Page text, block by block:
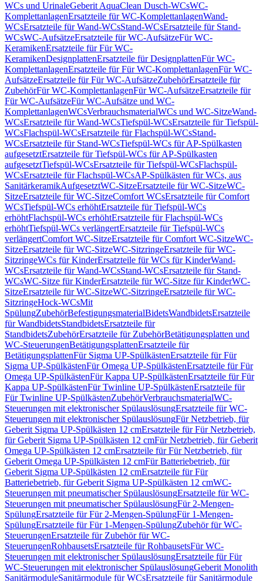
WCs und UrinaleGeberit AquaClean Dusch-WCsWC-
KomplettanlagenErsatzteile für WC-KomplettanlagenWand-
WCsErsatzteile für Wand-WCsStand-WCsErsatzteile für Stand-
WCsWC-AufsätzeErsatzteile für WC-AufsätzeFür WC-
KeramikenErsatzteile für Für WC-
KeramikenDesignplattenErsatzteile für DesignplattenFür WC-
KomplettanlagenErsatzteile für Für WC-KomplettanlagenFür WC-
AufsätzeErsatzteile für Für WC-AufsätzeZubehörErsatzteile für
ZubehörFür WC-KomplettanlagenFür WC-AufsätzeErsatzteile für
Für WC-AufsätzeFür WC-Aufsätze und WC-
KomplettanlagenWCsVerbrauchsmaterialWCs und WC-SitzeWand-
WCsErsatzteile für Wand-WCsTiefspül-WCsErsatzteile für Tiefspül-
WCsFlachspül-WCsErsatzteile für Flachspül-WCsStand-
WCsErsatzteile für Stand-WCsTiefspül-WCs für AP-Spülkasten
aufgesetztErsatzteile für Tiefspül-WCs für AP-Spülkasten
aufgesetztTiefspül-WCsErsatzteile für Tiefspül-WCsFlachspül-
WCsErsatzteile für Flachspül-WCsAP-Spülkästen für WCs, aus
SanitärkeramikAufgesetztWC-SitzeErsatzteile für WC-SitzeWC-
SitzeErsatzteile für WC-SitzeComfort WCsErsatzteile für Comfort
WCsTiefspül-WCs erhöhtErsatzteile für Tiefspül-WCs
erhöhtFlachspül-WCs erhöhtErsatzteile für Flachspül-WCs
erhöhtTiefspül-WCs verlängertErsatzteile für Tiefspül-WCs
verlängertComfort WC-SitzeErsatzteile für Comfort WC-SitzeWC-
SitzeErsatzteile für WC-SitzeWC-SitzringeErsatzteile für WC-
SitzringeWCs für KinderErsatzteile für WCs für KinderWand-
WCsErsatzteile für Wand-WCsStand-WCsErsatzteile für Stand-
WCsWC-Sitze für KinderErsatzteile für WC-Sitze für KinderWC-
SitzeErsatzteile für WC-SitzeWC-SitzringeErsatzteile für WC-
SitzringeHock-WCsMit
SpülungZubehörBefestigungsmaterialBidetsWandbidetsErsatzteile
für WandbidetsStandbidetsErsatzteile für
StandbidetsZubehörErsatzteile für ZubehörBetätigungsplatten und
WC-SteuerungenBetätigungsplattenErsatzteile für
BetätigungsplattenFür Sigma UP-SpülkästenErsatzteile für Für
Sigma UP-SpülkästenFür Omega UP-SpülkästenErsatzteile für Für
Omega UP-SpülkästenFür Kappa UP-SpülkästenErsatzteile für Für
Kappa UP-SpülkästenFür Twinline UP-SpülkästenErsatzteile für
Für Twinline UP-SpülkästenZubehörVerbrauchsmaterialWC-
Steuerungen mit elektronischer SpülauslösungErsatzteile für WC-
Steuerungen mit elektronischer SpülauslösungFür Netzbetrieb, für
Geberit Sigma UP-Spülkästen 12 cmErsatzteile für Für Netzbetrieb,
für Geberit Sigma UP-Spülkästen 12 cmFür Netzbetrieb, für Geberit
Omega UP-Spülkästen 12 cmErsatzteile für Für Netzbetrieb, für
Geberit Omega UP-Spülkästen 12 cmFür Batteriebetrieb, für
Geberit Sigma UP-Spülkästen 12 cmErsatzteile für Für
Batteriebetrieb, für Geberit Sigma UP-Spülkästen 12 cmWC-
Steuerungen mit pneumatischer SpülauslösungErsatzteile für WC-
Steuerungen mit pneumatischer SpülauslösungFür 2-Mengen-
SpülungErsatzteile für Für 2-Mengen-SpülungFür 1-Mengen-
SpülungErsatzteile für Für 1-Mengen-SpülungZubehör für WC-
SteuerungenErsatzteile für Zubehör für WC-
SteuerungenRohbausetsErsatzteile für RohbausetsFür WC-
Steuerungen mit elektronischer SpülauslösungErsatzteile für Für
WC-Steuerungen mit elektronischer SpülauslösungGeberit Monolith
SanitärmoduleSanitärmodule für WCsErsatzteile für Sanitärmodule